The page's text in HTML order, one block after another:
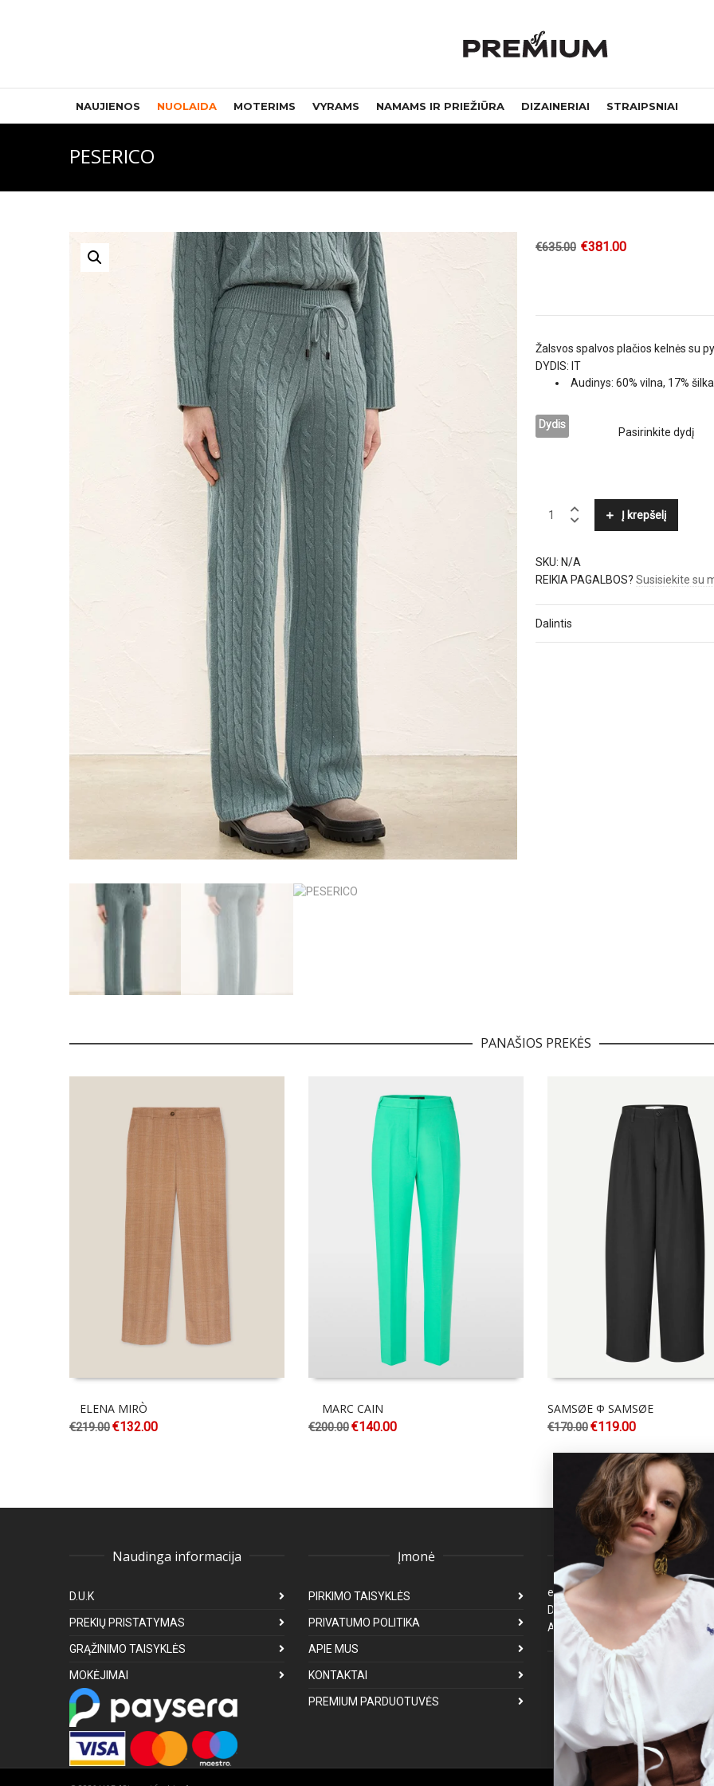
NAUJIENOS NUOLAIDA MOTERIMS VYRAMS NAMAMS IR PRIEŽIŪRA DIZAINERIAI STRAIPSNIAI
PESERICO
€635.00 €381.00
Žalsvos spalvos plačios kelnės su
DYDIS: IT
Audinys: 60% vilna, 17%
Dydis
PESERICO
quantity
Į krepšelį
SKU: N/A
REIKIA PAGALBOS? Susisiekite su
Dalintis
PANAŠIOS PREKĖS
ELENA MIRÒ
€219.00€132.00
MARC CAIN
€200.00€140.00
SAMSØE Φ SAMSØE
€170.00€119.00
Naudinga informacija
D.U.K
PREKIŲ PRISTATYMAS
GRĄŽINIMO TAISYKLĖS
MOKĖJIMAI
Įmonė
PIRKIMO TAISYKLĖS
PRIVATUMO POLITIKA
APIE MUS
KONTAKTAI
PREMIUM PARDUOTUVĖS
Klientų aptarnavimas
Darbo laikas: I-V 8:00-17:00
Atsakymas per 1-3 darbo dienas
Mus galite rasti